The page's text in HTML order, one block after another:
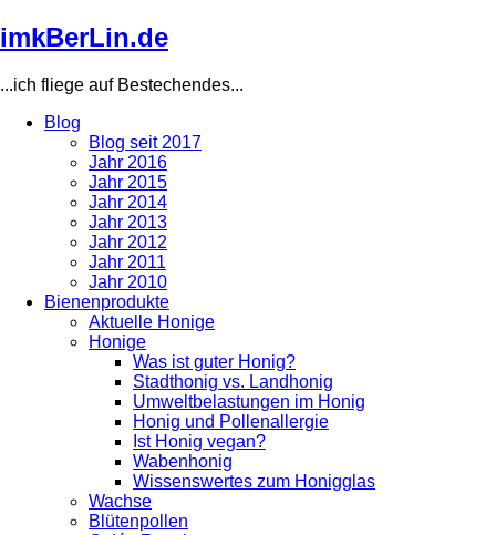
Direkt
zum
imkBerLin.de
...ich fliege auf Bestechendes...
navigation
Blog
Blog seit 2017
Jahr 2016
Jahr 2015
Jahr 2014
Jahr 2013
Jahr 2012
Jahr 2011
Jahr 2010
Bienenprodukte
Aktuelle Honige
Honige
Was ist guter Honig?
Stadthonig vs. Landhonig
Umweltbelastungen im Honig
Honig und Pollenallergie
Ist Honig vegan?
Wabenhonig
Wissenswertes zum Honigglas
Wachse
Blütenpollen